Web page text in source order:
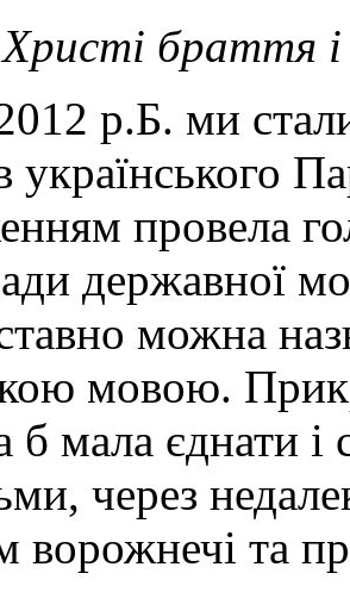
Христі браття
р.Б. ми
українського
провела
державної
можна
мовою.
б мала єднати
через
ворожнечі та